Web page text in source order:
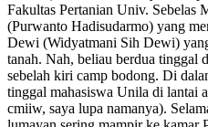
Fakultas Pertanian Univ. Sebelas
(Purwanto Hadisudarmo) yang
Dewi (Widyatmani Sih Dewi)
tanah. Nah, beliau berdua tinggal
sebelah kiri camp bodong. Di
tinggal mahasiswa Unila di lantai
cmiiw, saya lupa namanya).